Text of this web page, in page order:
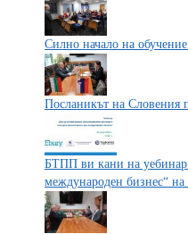
Силно начало на
Посланикът на Словения
БТПП ви кани на уебинар
международен бизнес“ на